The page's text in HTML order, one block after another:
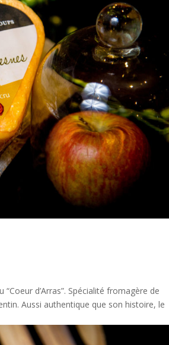
d’Arras”. Spécialité fromagère de
Aussi authentique que son histoire, le